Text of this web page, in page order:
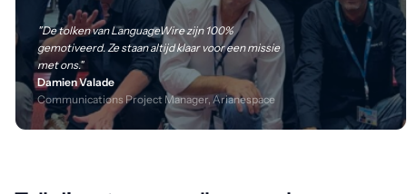
"De tolken van LanguageWire zijn 100%
gemotiveerd. Ze staan altijd klaar voor een missie
met ons."
Damien Valade
Communications Project Manager, Arianespace